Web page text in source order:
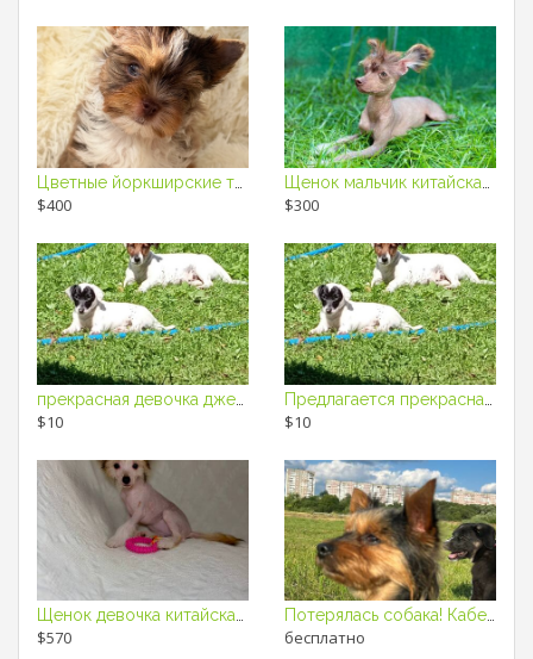
$400 $300
$10 $10
Щенок девочка китайская хохлатая собака
$570
Потерялась собака! Кабель по кличке Рокки. Йоркширский терьер.
бесплатно